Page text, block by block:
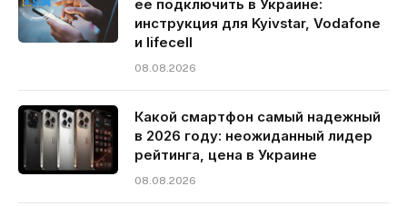
ее подключить в Украине:
инструкция для Kyivstar, Vodafone
и lifecell
08.08.2026
Какой смартфон самый надежный
в 2026 году: неожиданный лидер
рейтинга, цена в Украине
08.08.2026